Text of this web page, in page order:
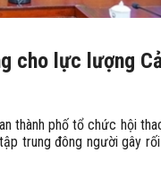
cho lực lượng
thành phố tổ chức hội
trung đông người gây rối